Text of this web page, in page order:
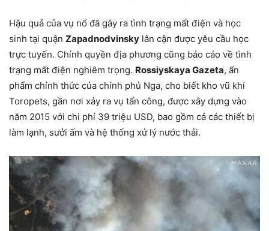
Hậu quả của vụ nổ đã gây ra tình trạng mất điện và học
sinh tại quận Zapadnodvinsky lân cận được yêu cầu học
trực tuyến. Chính quyền địa phương cũng báo cáo về tình
trạng mất điện nghiêm trọng. Rossiyskaya Gazeta, ấn
phẩm chính thức của chính phủ Nga, cho biết kho vũ khí
Toropets, gần nơi xảy ra vụ tấn công, được xây dựng vào
năm 2015 với chi phí 39 triệu USD, bao gồm cả các thiết bị
làm lạnh, sưởi ấm và hệ thống xử lý nước thải.